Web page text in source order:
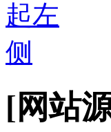
[网站